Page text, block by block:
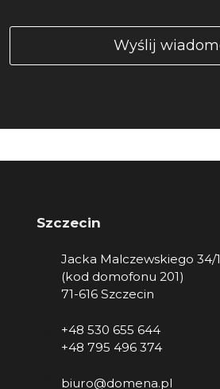
Szczecin
Jacka Malczewskiego 34/1
(kod domofonu 201)
71-616 Szczecin
+48 530 655 644
+48 795 496 374
biuro@domena.pl